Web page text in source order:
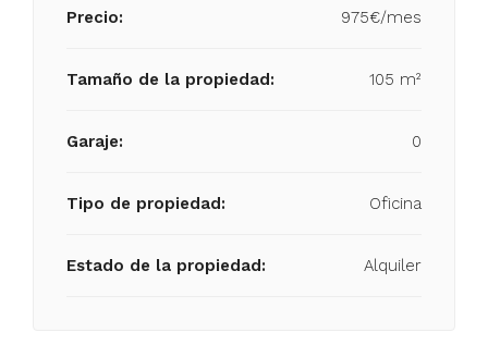
Precio: 975€/mes
Tamaño de la propiedad: 105 m²
Garaje: 0
Tipo de propiedad: Oficina
Estado de la propiedad: Alquiler